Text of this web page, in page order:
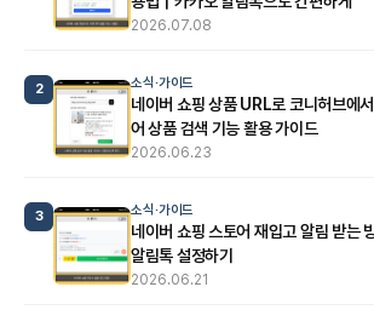
2026.07.08
2 소식·가이드
네이버 쇼핑 상품 URL로 코니허브에
어 상품 검색 기능 활용 가이드
2026.06.23
3 소식·가이드
네이버 쇼핑 스토어 재입고 알림 받는
알림톡 설정하기
2026.06.21